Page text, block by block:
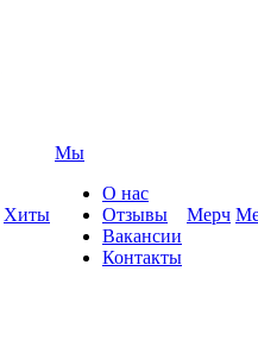
Хиты
Мы
О нас
Отзывы
Вакансии
Контакты
Мерч